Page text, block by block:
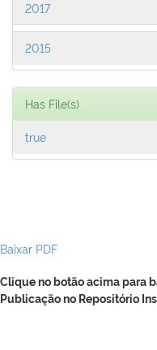
2017
2015
Has File(s)
true
Baixar PDF
Clique no botão acima para
Publicação no Repositório